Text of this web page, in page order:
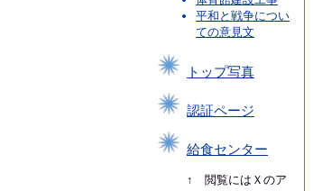
平和と戦争につい
ての意見文
トップ写真
認証ページ
給食センター
↑ 閲覧にはＸのア